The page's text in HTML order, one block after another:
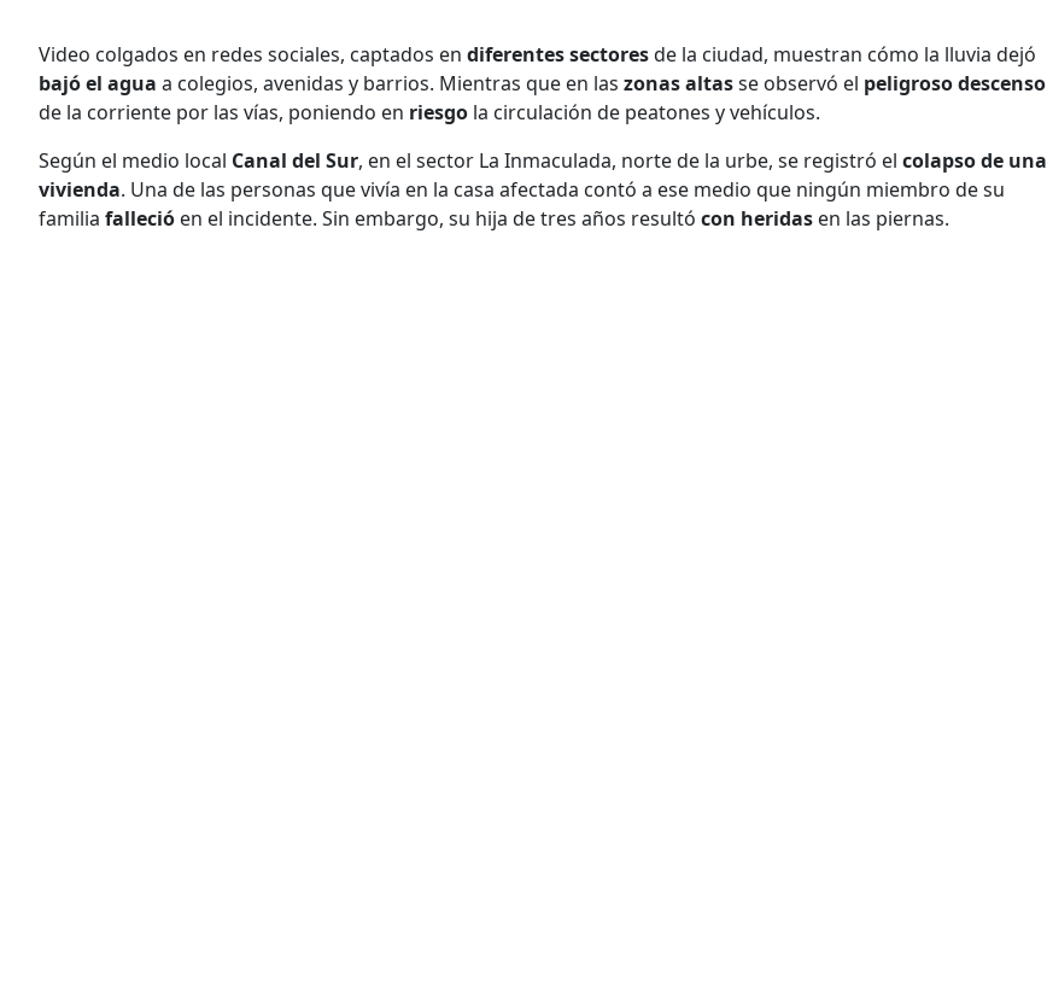
Video colgados en redes sociales, captados en diferentes sectoresde la ciudad, muestran cómo la lluvia dejó
bajó el agua a colegios, avenidas y barrios. Mientras que en las zonas altasse observó el peligroso descenso
de la corriente por las vías, poniendo en riesgo la circulación de peatones y vehículos.
Según el medio local Canal del Sur, en el sector La Inmaculada, norte de la urbe, se registró el colapso de una
vivienda. Una de las personas que vivía en la casa afectada contó a ese medio que ningún miembro de su
familia falleció en el incidente. Sin embargo, su hija de tres años resultó con heridas en las piernas.